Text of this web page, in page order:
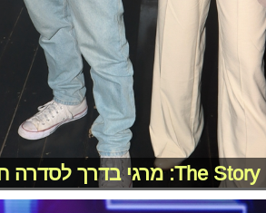
The Story: מרגי בדרך לסדרה חדשה?